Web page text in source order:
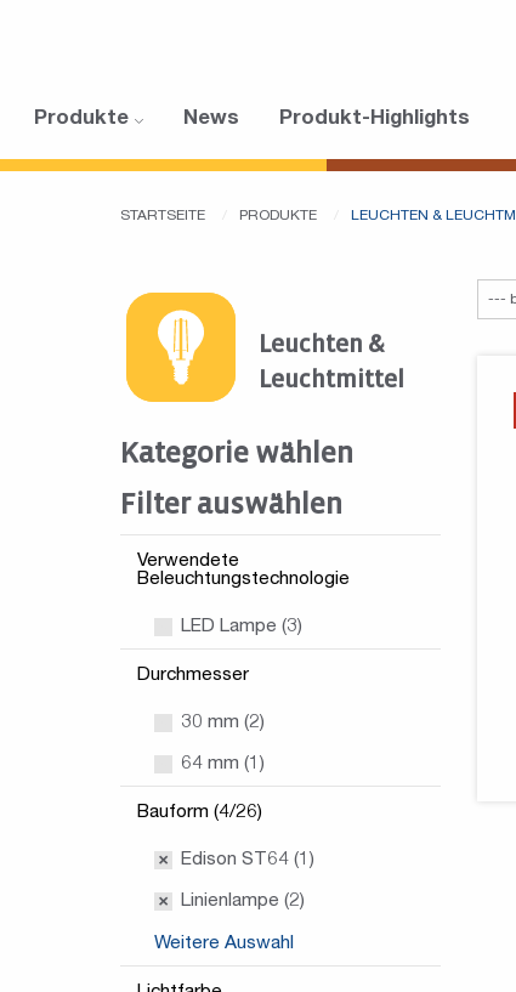
Produkte News Produkt-Highlights
STARTSEITE PRODUKTE LEUCHTEN &
Leuchten &
Leuchtmittel
Kategorie wählen
Filter auswählen
Verwendete
Beleuchtungstechnologie
LED Lampe (3)
Durchmesser
30 mm (2)
64 mm (1)
Bauform (4/26)
Edison ST64 (1)
Linienlampe (2)
Weitere Auswahl